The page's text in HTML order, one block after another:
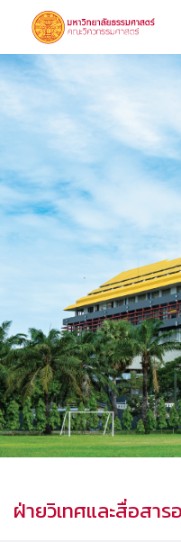
ฝ่ายวิเทศและสื่อสา